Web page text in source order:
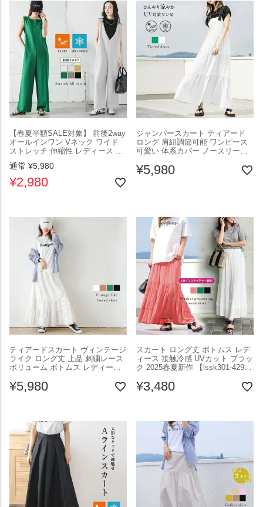
【春夏半額SALE対象】 前後2way
オールインワン Vネック ワイド
ストレッチ 伸縮性 レディース 大
人 シンプル カジュアル 接触冷感
UVカット ブラック メール便
2025春夏新作 【lssr301-707】
【即納：1-5営業日】【送料無料】
通常 ¥5,980
¥2,980
ジャンパースカート ティアード
ロング 肩紐調節可能 ワンピース
可愛い 体系カバー ノースリーブ
ール便 2025春夏新作【lswp301-
588】【即納：1-5営業日】【送料
¥5,980
ティアードスカート ヴィンテージ
ライク ロング丈 上品 刺繍レース
ボリューム ボトムス レディース
フリーサイズ メール便 2025春夏
新作 【lssk303-426】【即納：1-5
¥5,980
スカート ロング丈 ボトムス レデ
ィース 接触冷感 UVカット ブラッ
ク 2025春夏新作 【lssk301-429】
ユ込3
¥3,480